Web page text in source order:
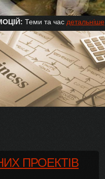
Теми та час детальніше
ПРОЕКТІВ